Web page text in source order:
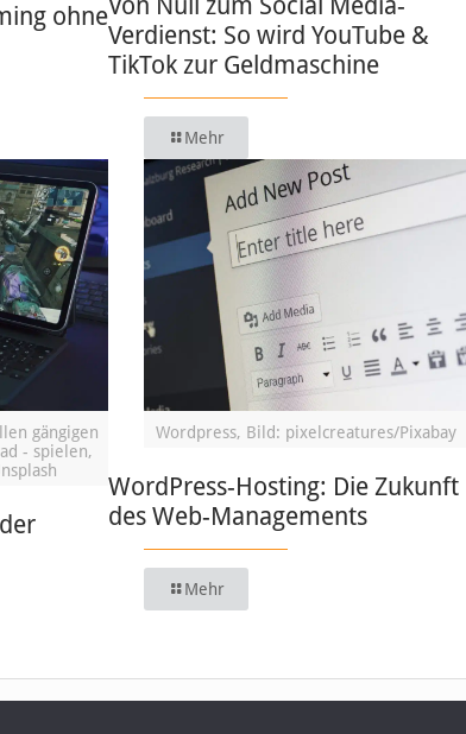
ohne
Verdienst: So wird YouTube &
TikTok zur Geldmaschine
Mehr
gängigen
- spielen,
Wordpress, Bild: pixelcreatures/Pixabay
WordPress-Hosting: Die Zukunft
des Web-Managements
Mehr